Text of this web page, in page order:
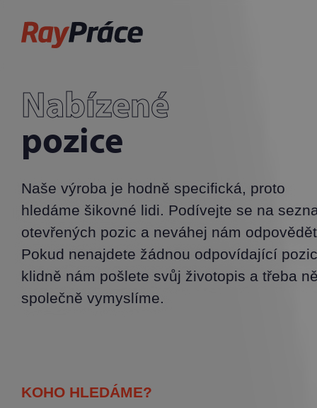
Nabízené
pozice
Naše výroba je hodně specifická, proto
hledáme šikovné lidi. Podívejte se na
otevřených pozic a neváhej nám
Pokud nenajdete žádnou odpovídající
klidně nám pošlete svůj životopis a třeba
společně vymyslíme.
KOHO HLEDÁME?